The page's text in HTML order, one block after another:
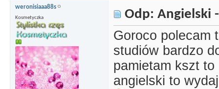
weronisiaaa88s
Kosmetyczka Odp: Angielski
Goroco polecam
studiów bardzo
pamietam kszt
angielski to